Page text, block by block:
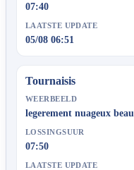
07:40
LAATSTE UPDATE
05/08 06:51
Tournaisis
WEERBEELD
legerement nuageux beau
LOSSINGSUUR
07:50
LAATSTE UPDATE